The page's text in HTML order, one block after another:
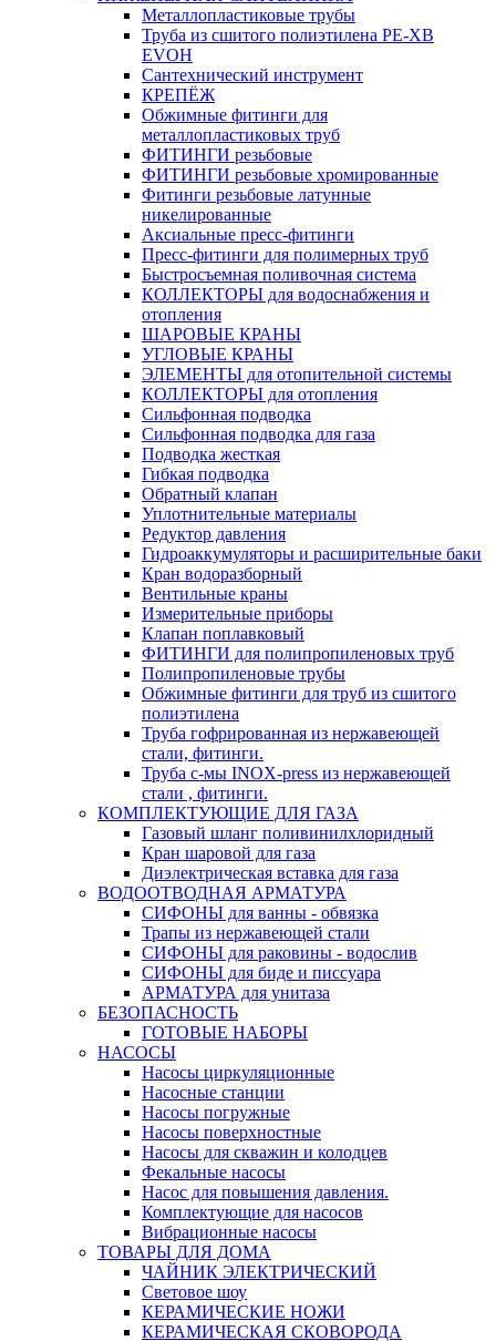
Металлопластиковые трубы
Труба из сшитого полиэтилена PE-XB
EVOH
Сантехнический инструмент
КРЕПЁЖ
Обжимные фитинги для
металлопластиковых труб
ФИТИНГИ резьбовые
ФИТИНГИ резьбовые хромированные
Фитинги резьбовые латунные
никелированные
Аксиальные пресс-фитинги
Пресс-фитинги для полимерных труб
Быстросъемная поливочная система
КОЛЛЕКТОРЫ для водоснабжения и
отопления
ШАРОВЫЕ КРАНЫ
УГЛОВЫЕ КРАНЫ
ЭЛЕМЕНТЫ для отопительной системы
КОЛЛЕКТОРЫ для отопления
Сильфонная подводка
Cильфонная подводка для газа
Подводка жесткая
Гибкая подводка
Обратный клапан
Уплотнительные материалы
Редуктор давления
Гидроаккумуляторы и расширительные баки
Кран водоразборный
Вентильные краны
Измерительные приборы
Клапан поплавковый
ФИТИНГИ для полипропиленовых труб
Полипропиленовые трубы
Обжимные фитинги для труб из сшитого
полиэтилена
Труба гофрированная из нержавеющей
стали, фитинги.
Труба с-мы INOX-press из нержавеющей
стали , фитинги.
КОМПЛЕКТУЮЩИЕ ДЛЯ ГАЗА
Газовый шланг поливинилхлоридный
Кран шаровой для газа
Диэлектрическая вставка для газа
ВОДООТВОДНАЯ АРМАТУРА
СИФОНЫ для ванны - обвязка
Трапы из нержавеющей стали
СИФОНЫ для раковины - водослив
СИФОНЫ для биде и писсуара
АРМАТУРА для унитаза
БЕЗОПАСНОСТЬ
ГОТОВЫЕ НАБОРЫ
НАСОСЫ
Насосы циркуляционные
Насосные станции
Насосы погружные
Насосы поверхностные
Насосы для скважин и колодцев
Фекальные насосы
Насос для повышения давления.
Комплектующие для насосов
Вибрационные насосы
ТОВАРЫ ДЛЯ ДОМА
ЧАЙНИК ЭЛЕКТРИЧЕСКИЙ
Световое шоу
КЕРАМИЧЕСКИЕ НОЖИ
КЕРАМИЧЕСКАЯ СКОВОРОДА